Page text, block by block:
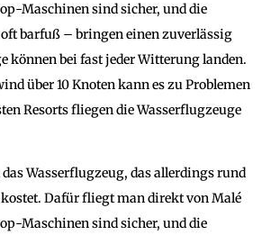
Maschinen sind sicher, und die
barfuß – bringen einen zuverlässig
können bei fast jeder Witterung landen.
über 10 Knoten kann es zu Problemen
Resorts fliegen die Wasserflugzeuge
Wasserflugzeug, das allerdings rund
Dafür fliegt man direkt von Malé
Maschinen sind sicher, und die